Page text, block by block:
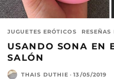
JUGUETES ERÓTICOS RESEÑAS
USANDO SONA EN
SALÓN
THAIS DUTHIE · 13/05/2019